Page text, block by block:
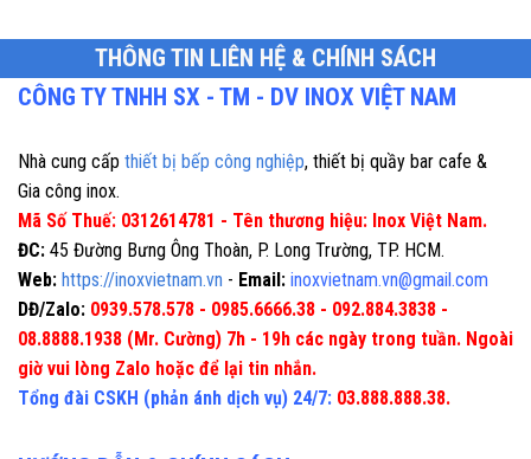
THÔNG TIN LIÊN HỆ & CHÍNH SÁCH
CÔNG TY TNHH SX - TM - DV INOX VIỆT NAM
Nhà cung cấp thiết bị bếp công nghiệp, thiết bị quầy bar cafe &
Gia công inox.
Mã Số Thuế: 0312614781 - Tên thương hiệu: Inox Việt Nam.
ĐC: 45 Đường Bưng Ông Thoàn, P. Long Trường, TP. HCM.
Web: https://inoxvietnam.vn - Email: inoxvietnam.vn@gmail.com
DĐ/Zalo: 0939.578.578 - 0985.6666.38 - 092.884.3838 -
08.8888.1938 (Mr. Cường) 7h - 19h các ngày trong tuần. Ngoài
giờ vui lòng Zalo hoặc để lại tin nhắn.
Tổng đài CSKH (phản ánh dịch vụ) 24/7: 03.888.888.38.